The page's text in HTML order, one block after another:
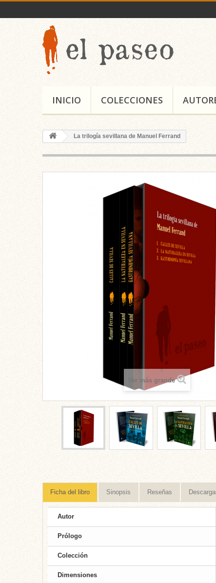
INICIO COLECCIONES
La trilogía sevillana de Manuel Ferrand
Ver más grande
Ficha del libro Sinopsis Reseñas
Autor
Prólogo
Colección
Dimensiones